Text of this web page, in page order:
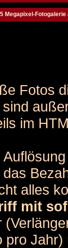
Megapixel-Fotogalerie
Fotos
im
alles
mit
pro